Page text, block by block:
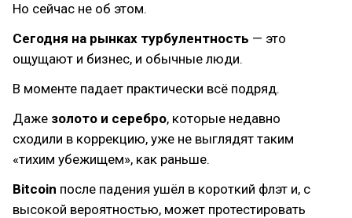
Но сейчас не об этом.
Сегодня на рынках турбулентность — это
ощущают и бизнес, и обычные люди.
В моменте падает практически всё подряд.
Даже золото и серебро, которые недавно
сходили в коррекцию, уже не выглядят таким
«тихим убежищем», как раньше.
Bitcoin после падения ушёл в короткий флэт и, с
высокой вероятностью, может протестировать